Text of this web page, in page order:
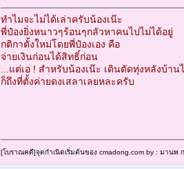
ทำไมจะไม่ได้เล่าครับน้องเน๊ะ
พี่ป๋องยิ่งหนาวๆร้อนๆกลัวหาคนไปไม่ได้อยู่
กติกาตั้งใหม่โดยพี่ป๋องเอง คือ
จ่ายเงินก่อนได้สิทธิ์ก่อน
...แต่เอ ! สำหรับน้องเน๊ะ เดินตัดทุ่งหลังบ้า
ก็ถึงที่ตั้งค่ายดงเสลาเลยหละครับ
[โบราณคดี]จุดกำเนิดเริ่มต้นของ cmadong.com by : มานพ